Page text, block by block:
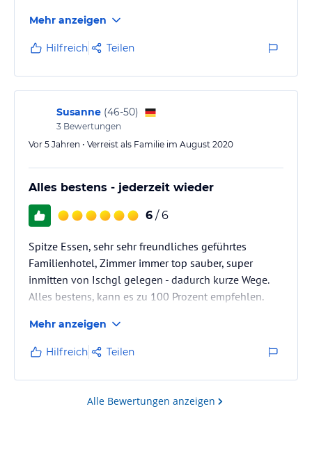
Mehr anzeigen
Hilfreich Teilen
Susanne (46-50)
3 Bewertungen
Vor 5 Jahren • Verreist als Familie im August 2020
Alles bestens - jederzeit wieder
6 / 6
Spitze Essen, sehr sehr freundliches geführtes
Familienhotel, Zimmer immer top sauber, super
inmitten von Ischgl gelegen - dadurch kurze Wege.
Alles bestens, kann es zu 100 Prozent empfehlen.
Mehr anzeigen
Hilfreich Teilen
Alle Bewertungen anzeigen